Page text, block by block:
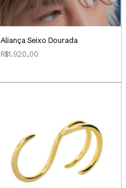
Aliança Seixo Dourada
R$1.920,00